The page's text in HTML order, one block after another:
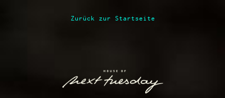
Zurück zur Startseite